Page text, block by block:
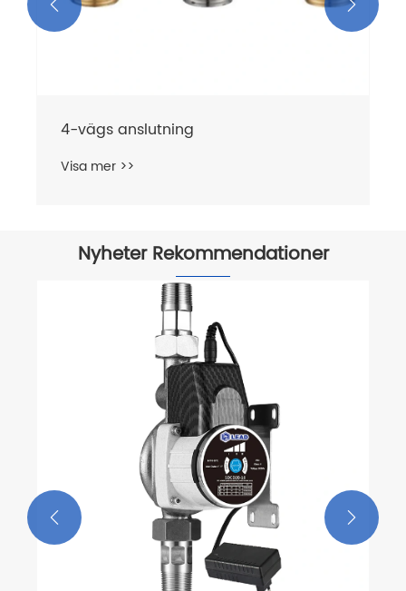
4-vägs anslutning
Visa mer >>
 
Nyheter Rekommendationer
 